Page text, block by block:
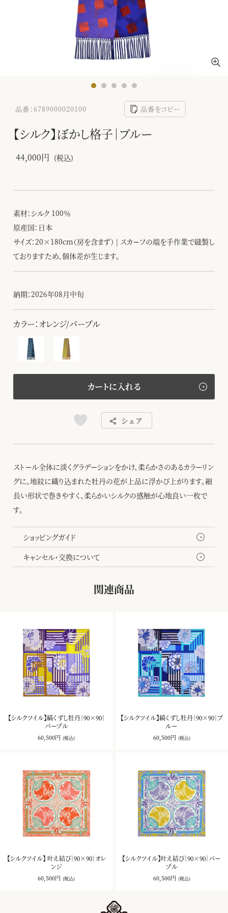
品番：6789000020100 品番をコピー
【シルク】ぼかし格子｜ブルー
44,000円 (税込)
素材：シルク 100％
原産国：日本
サイズ：20×180cm（房を含まず） | スカーフの端を手作業で縫製し
ておりますため、個体差が生じます。
納期：2026年08月中旬
カラー：オレンジ/パープル
カートに入れる
シェア
ストール全体に淡くグラデーションをかけ、柔らかさのあるカラーリン
グに。地紋に織り込まれた牡丹の花が上品に浮かび上がります。細
長い形状で巻きやすく、柔らかいシルクの感触が心地良い一枚で
す。
ショッピングガイド
キャンセル・交換について
関連商品
【シルクツイル】縞くずし牡丹｜90×90｜
パープル
60,500円 (税込)
【シルクツイル】縞くずし牡丹｜90×90｜ブ
ルー
60,500円 (税込)
【シルクツイル】 叶え結び｜90×90｜オレ
ンジ
60,500円 (税込)
【シルクツイル】叶え結び｜90×90｜パー
プル
60,500円 (税込)